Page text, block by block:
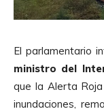
El parlamentario
ministro del
que la Alerta
inundaciones,